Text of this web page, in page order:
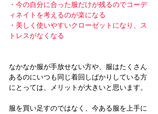
・今の自分に合った服だけが残るのでコーデ
ィネイトを考えるのが楽になる
・美しく使いやすいクローゼットになり、ス
トレスがなくなる
なかなか服が手放せない方や、服はたくさん
あるのにいつも同じ着回しばかりしている方
にとっては、メリットが大きいと思います。
服を買い足すのではなく、今ある服を上手に